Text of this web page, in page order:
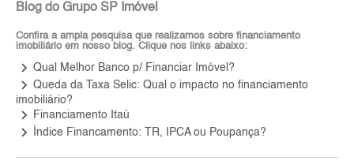
Blog do Grupo SP Imóvel
Confira a ampla pesquisa que realizamos sobre financiamento
imobiliário em nosso blog. Clique nos links abaixo:
keyboard_arrow_right Qual Melhor Banco p/ Financiar Imóvel?
keyboard_arrow_right Queda da Taxa Selic: Qual o impacto no financiamento
imobiliário?
keyboard_arrow_right Financiamento Itaú
keyboard_arrow_right Índice Financamento: TR, IPCA ou Poupança?